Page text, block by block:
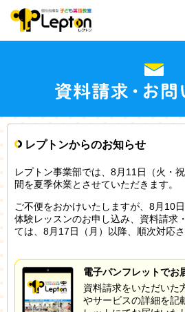
レプトンからのお知らせ
レプトン事業部では、8月11日（火・
間を夏季休業とさせていただきます。
ご不便をおかけいたしますが、8月10
体験レッスンのお申し込み、資料請求
ては、8月17日（月）以降、順次対応さ
電子パンフレットでお
資料請求をいただいた
やサービスの詳細を記